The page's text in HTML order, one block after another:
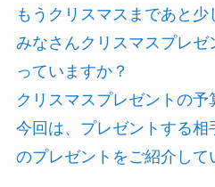
もうクリスマスまであと少
みなさんクリスマスプレゼ
っていますか？
クリスマスプレゼントの予
今回は、プレゼントする相
のプレゼントをご紹介して